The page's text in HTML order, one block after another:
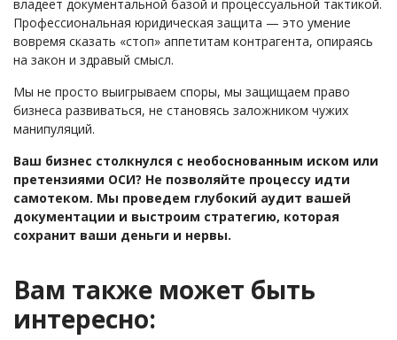
владеет документальной базой и процессуальной тактикой.
Профессиональная юридическая защита — это умение
вовремя сказать «стоп» аппетитам контрагента, опираясь
на закон и здравый смысл.
Мы не просто выигрываем споры, мы защищаем право
бизнеса развиваться, не становясь заложником чужих
манипуляций.
Ваш бизнес столкнулся с необоснованным иском или
претензиями ОСИ? Не позволяйте процессу идти
самотеком. Мы проведем глубокий аудит вашей
документации и выстроим стратегию, которая
сохранит ваши деньги и нервы.
Вам также может быть
интересно: